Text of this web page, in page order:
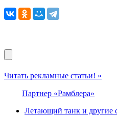
Читать рекламные статьи! »
Партнер «Рамблера»
Летающий танк и другие